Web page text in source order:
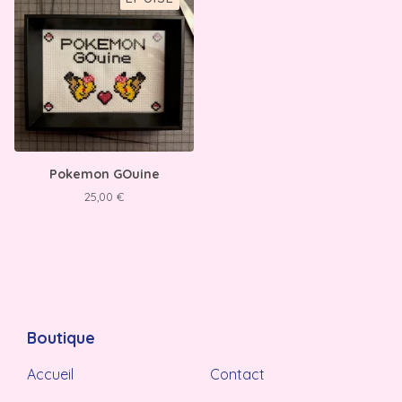
Pokemon GOuine
25,00 €
Boutique
Accueil
Contact